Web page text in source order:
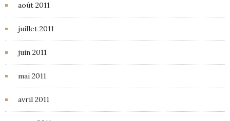
août 2011
juillet 2011
juin 2011
mai 2011
avril 2011